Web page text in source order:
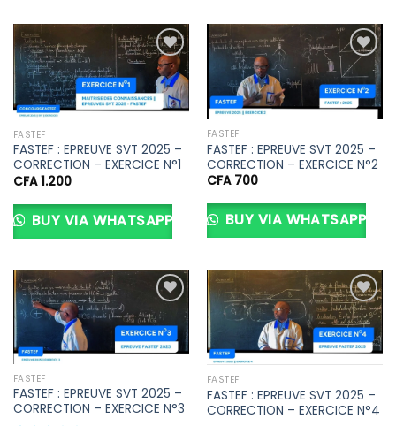
Ajouter
à la liste
FASTEF
FASTEF : EPREUVE SVT 2025 –
CORRECTION – EXERCICE N°1
CFA1.200
BUY VIA WHATSAPP
Ajouter
à la liste
FASTEF
FASTEF : EPREUVE SVT 2025 –
CORRECTION – EXERCICE N°2
CFA700
BUY VIA WHATSAPP
Ajouter
à la liste
FASTEF
FASTEF : EPREUVE SVT 2025 –
CORRECTION – EXERCICE N°3
Ajouter
à la liste
d’envies
FASTEF
FASTEF : EPREUVE SVT 2025 –
CORRECTION – EXERCICE N°4